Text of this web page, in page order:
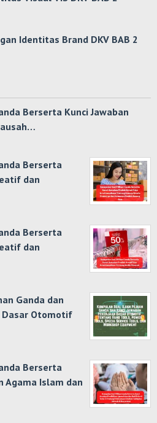
Identitas Brand DKV BAB 2
Berserta Kunci Jawaban
Berserta
dan
Berserta
dan
Ganda dan
Dasar Otomotif
Berserta
Agama Islam dan